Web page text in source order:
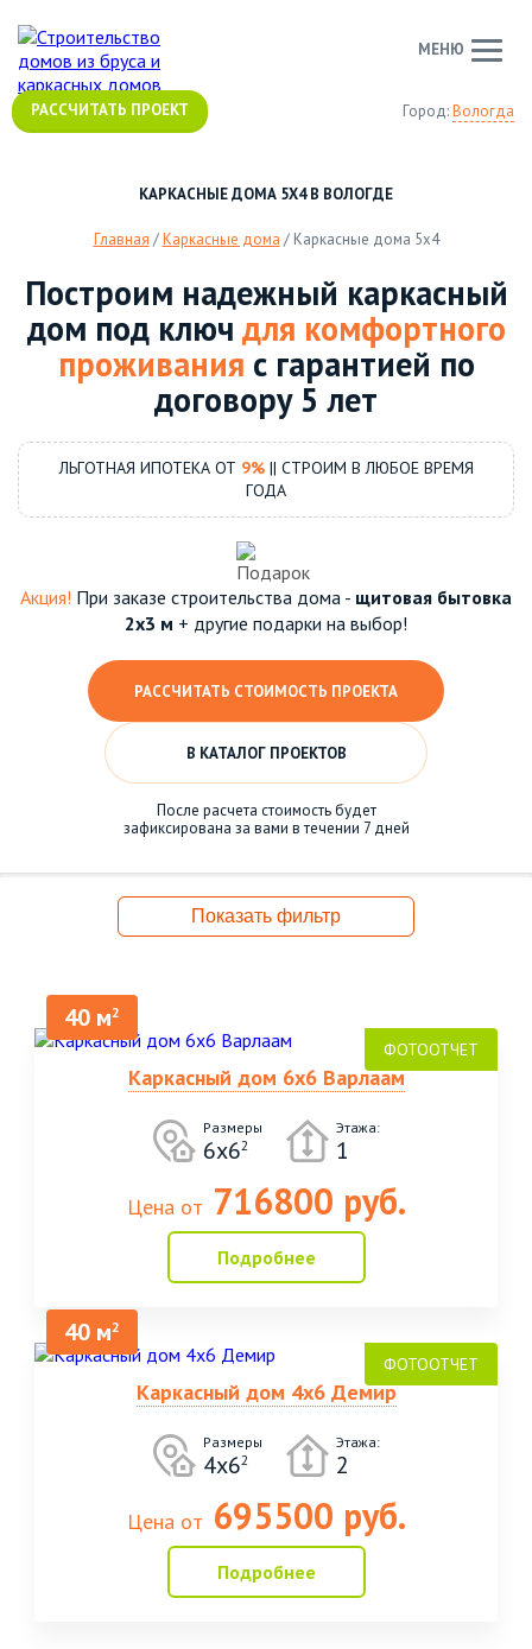
Город:Вологда
РАССЧИТАТЬ ПРОЕКТ
МЕНЮ
КАРКАСНЫЕ ДОМА 5Х4 В ВОЛОГДЕ
Главная /Каркасные дома / Каркасные дома 5х4
Построим надежный каркасный
дом под ключ для комфортного
проживания с гарантией по
договору 5 лет
ЛЬГОТНАЯ ИПОТЕКА ОТ 9%|| СТРОИМ В ЛЮБОЕ ВРЕМЯ
ГОДА
Акция! При заказе строительства дома - щитовая бытовка
2х3 м + другие подарки на выбор!
РАССЧИТАТЬ СТОИМОСТЬ ПРОЕКТА
В КАТАЛОГ ПРОЕКТОВ
После расчета стоимость будет
зафиксирована за вами в течении 7 дней
Показать фильтр
40 м2
Каркасный дом 6х6 Варлаам
Размеры
6х62
Этажа:
1
Цена от 716800 руб.
Подробнее
40 м2
Каркасный дом 4х6 Демир
Размеры
4х62
Этажа:
2
Цена от 695500 руб.
Подробнее